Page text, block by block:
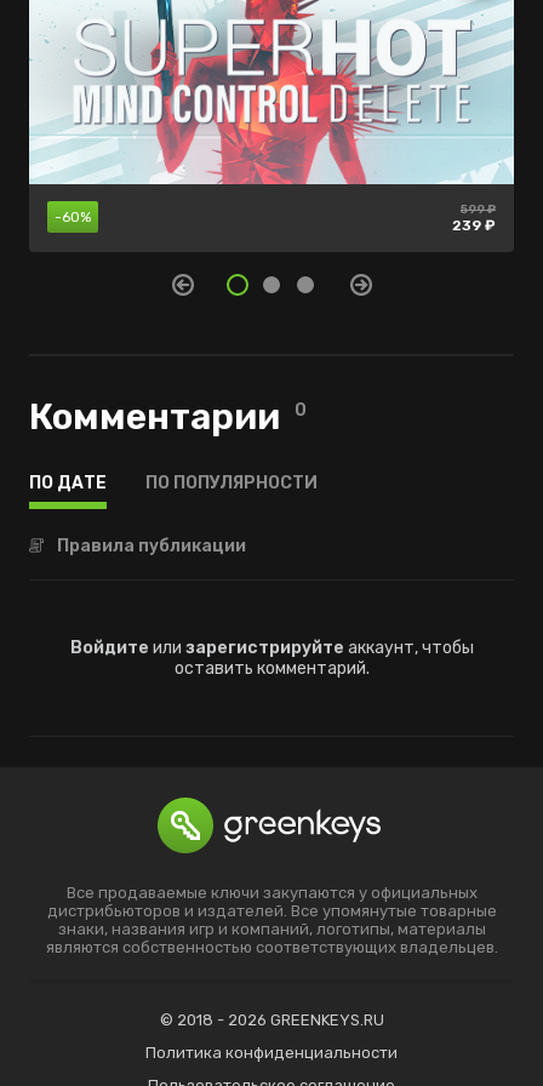
-60% 599 ₽
239 ₽
-75% 299 ₽
74 ₽
30 ₽
Комментарии 0
ПО ДАТЕ ПО ПОПУЛЯРНОСТИ
Правила публикации
Войдите или зарегистрируйте аккаунт, чтобы
оставить комментарий.
Все продаваемые ключи закупаются у официальных
дистрибьюторов и издателей. Все упомянутые товарные
знаки, названия игр и компаний, логотипы, материалы
являются собственностью соответствующих владельцев.
© 2018 - 2026 GREENKEYS.RU
Политика конфиденциальности